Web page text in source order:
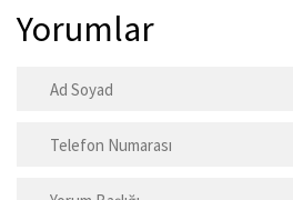
Yorumlar